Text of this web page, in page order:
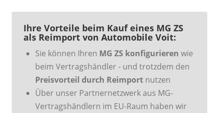
Ihre Vorteile beim Kauf eines MG ZS
als Reimport von Automobile Voit:
Sie können Ihren MG ZS konfigurieren wie
beim Vertragshändler - und trotzdem den
Preisvorteil durch Reimport nutzen
Über unser Partnernetzwerk aus MG-
Vertragshändlern im EU-Raum haben wir